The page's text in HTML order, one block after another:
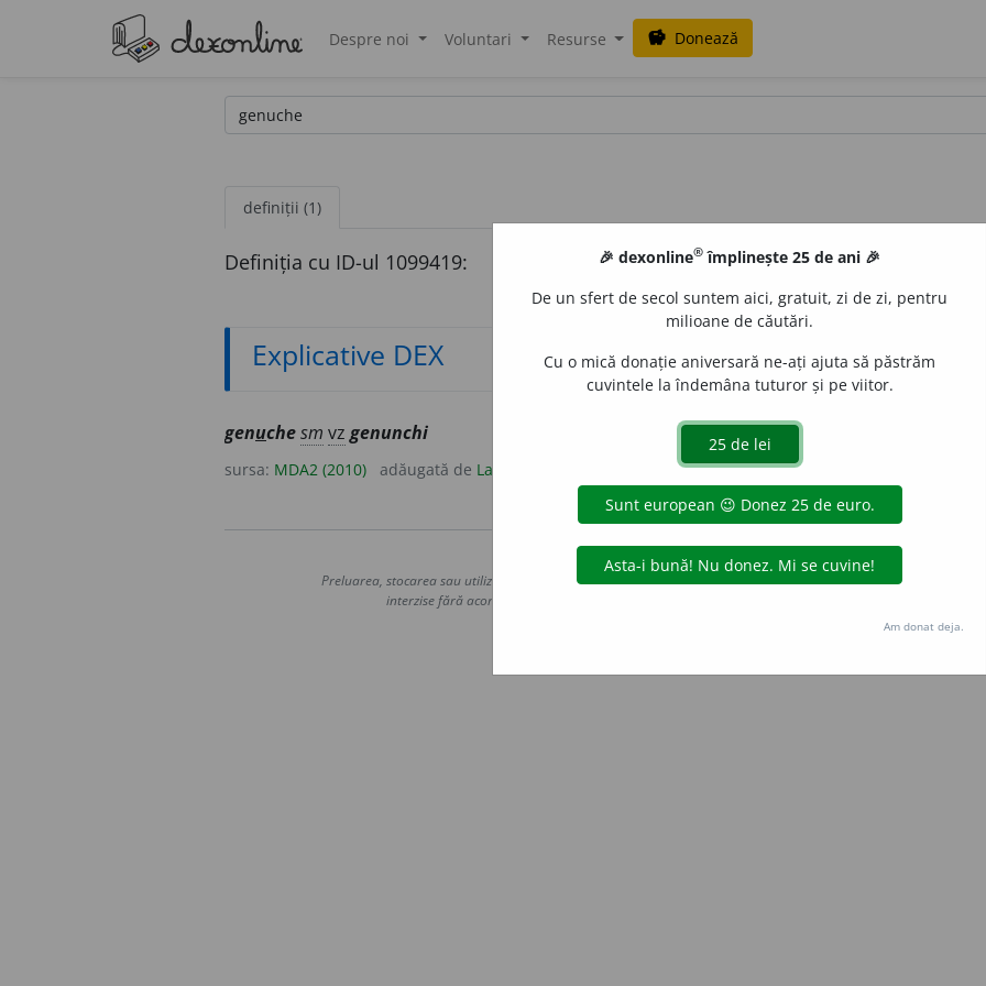
Despre noi Voluntari Resurse savings Donează
definiții (1)
Definiția cu ID-ul 1099419:
Explicative DEX
genuchesm vz genunchi
sursa: MDA2 (2010) adăugată de LauraGellner
Copyright © 2004-2026 dexonline (https://dexonline.ro)
Preluarea, stocarea sau utilizarea datelor de pe acest site, inclusiv prin orice metode de extragere automată
interzise fără acordul nostru prealabil scris, cu excepția seturilor de date oferite oficial spre utilizare
Hosterion
🎉 dexonline® împlinește 25 de ani 🎉
De un sfert de secol suntem aici, gratuit, zi de zi, pentru
milioane de căutări.
Cu o mică donație aniversară ne-ați ajuta să păstrăm
cuvintele la îndemâna tuturor și pe viitor.
Am donat deja.